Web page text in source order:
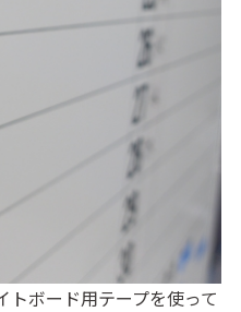
ボード用テープを使って